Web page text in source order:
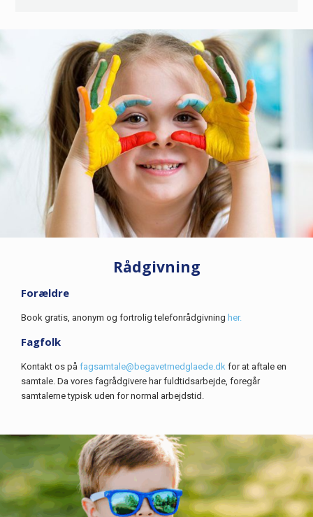
Rådgivning
Forældre
Book gratis, anonym og fortrolig telefonrådgivning her.
Fagfolk
Kontakt os på fagsamtale@begavetmedglaede.dk for at aftale en
samtale. Da vores fagrådgivere har fuldtidsarbejde, foregår
samtalerne typisk uden for normal arbejdstid.